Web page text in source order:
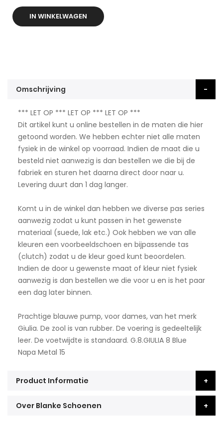
IN WINKELWAGEN
Omschrijving
*** LET OP *** LET OP *** LET OP ***
Dit artikel kunt u online bestellen in de maten die hier
getoond worden. We hebben echter niet alle maten
fysiek in de winkel op voorraad. Indien de maat die u
besteld niet aanwezig is dan bestellen we die bij de
fabriek en sturen het daarna direct door naar u.
Levering duurt dan 1 dag langer.
Komt u in de winkel dan hebben we diverse pas series
aanwezig zodat u kunt passen in het gewenste
materiaal (suede, lak etc.) Ook hebben we van alle
kleuren een voorbeeldschoen en bijpassende tas
(clutch) zodat u de kleur goed kunt beoordelen.
Indien de door u gewenste maat of kleur niet fysiek
aanwezig is dan bestellen we die voor u en is het paar
een dag later binnen.
Prachtige blauwe pump, voor dames, van het merk
Giulia. De zool is van rubber. De voering is gedeeltelijk
leer. De voetwijdte is standaard. G.8.GIULIA 8 Blue
Napa Metal 15
Product Informatie
Over Blanke Schoenen